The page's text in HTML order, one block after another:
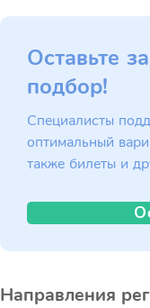
Оставьте
подбор!
Специалисты
оптимальный
также билеты и
Направления